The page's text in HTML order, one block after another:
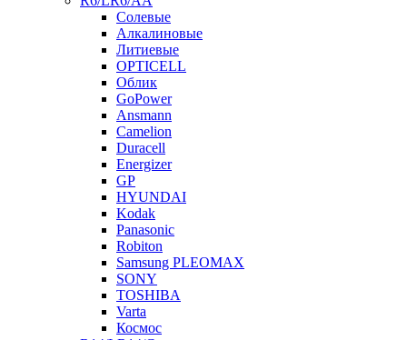
Солевые
Алкалиновые
Литиевые
OPTICELL
Облик
GoPower
Ansmann
Camelion
Duracell
Energizer
GP
HYUNDAI
Kodak
Panasonic
Robiton
Samsung PLEOMAX
SONY
TOSHIBA
Varta
Космос